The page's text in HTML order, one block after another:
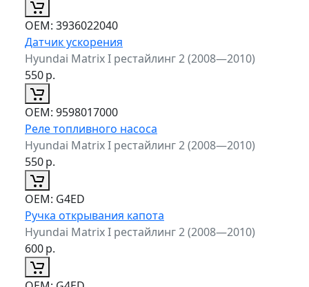
ОЕМ: 3936022040
Датчик ускорения
Hyundai Matrix I рестайлинг 2 (2008—2010)
550р.
ОЕМ: 9598017000
Реле топливного насоса
Hyundai Matrix I рестайлинг 2 (2008—2010)
550р.
ОЕМ: G4ED
Ручка открывания капота
Hyundai Matrix I рестайлинг 2 (2008—2010)
600р.